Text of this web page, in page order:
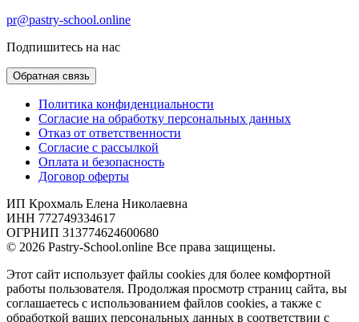
pr@pastry-school.online
Подпишитесь на нас
Обратная связь
Политика конфиденциальности
Согласие на обработку персональных данных
Отказ от ответственности
Согласие с рассылкой
Оплата и безопасность
Договор оферты
ИП Крохмаль Елена Николаевна
ИНН 772749334617
ОГРНИП 313774624600680
© 2026 Pastry-School.online Все права защищены.
Этот сайт использует файлы cookies для более комфортной
работы пользователя. Продолжая просмотр страниц сайта, вы
соглашаетесь с использованием файлов cookies, а также с
обработкой ваших персональных данных в соответствии с